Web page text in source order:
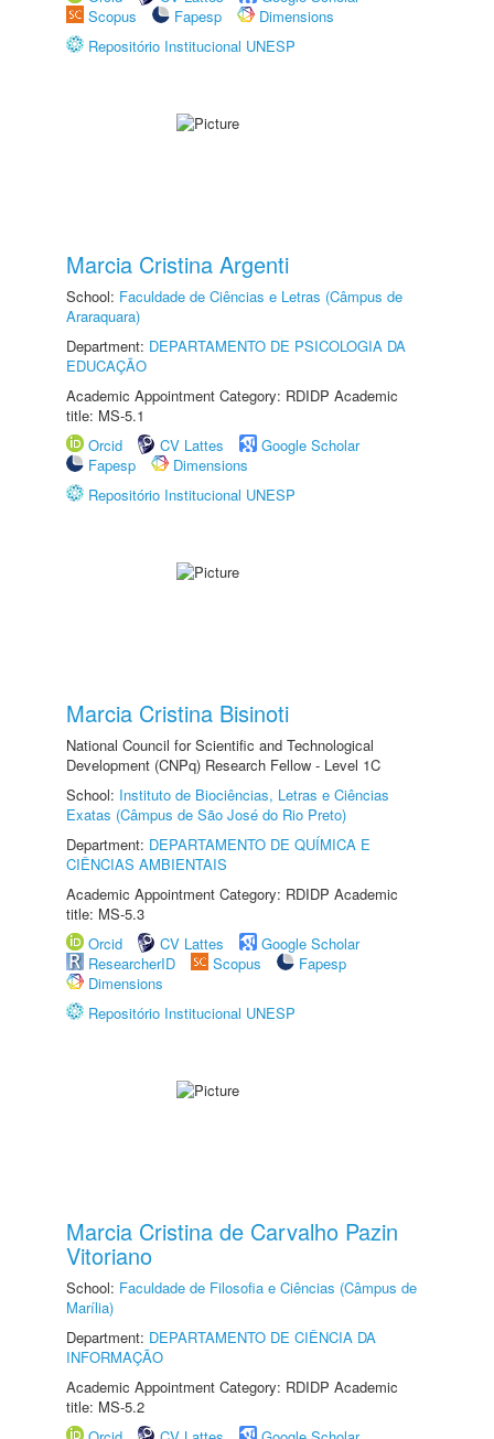
Scopus
Fapesp
Dimensions
Repositório Institucional UNESP
Marcia Cristina Argenti
School: Faculdade de Ciências e Letras (Câmpus de
Araraquara)
Department: DEPARTAMENTO DE PSICOLOGIA DA
EDUCAÇÃO
Academic Appointment Category: RDIDP Academic
title: MS-5.1
Orcid
CV Lattes
Google Scholar
Fapesp
Dimensions
Repositório Institucional UNESP
Marcia Cristina Bisinoti
National Council for Scientific and Technological
Development (CNPq) Research Fellow - Level 1C
School: Instituto de Biociências, Letras e Ciências
Exatas (Câmpus de São José do Rio Preto)
Department: DEPARTAMENTO DE QUÍMICA E
CIÊNCIAS AMBIENTAIS
Academic Appointment Category: RDIDP Academic
title: MS-5.3
Orcid
CV Lattes
Google Scholar
ResearcherID
Scopus
Fapesp
Dimensions
Repositório Institucional UNESP
Marcia Cristina de Carvalho Pazin
Vitoriano
School: Faculdade de Filosofia e Ciências (Câmpus de
Marília)
Department: DEPARTAMENTO DE CIÊNCIA DA
INFORMAÇÃO
Academic Appointment Category: RDIDP Academic
title: MS-5.2